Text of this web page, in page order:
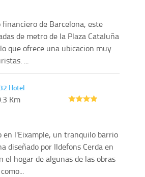
de Barcelona, este
de metro de la Plaza Cataluña
que ofrece una ubicacion muy
...
Hotel
Km
en l'Eixample, un tranquilo barrio
diseñado por Ildefons Cerda en
el hogar de algunas de las obras